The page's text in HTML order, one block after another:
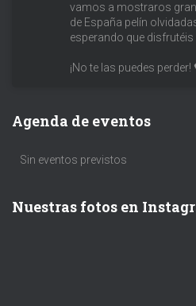
vamos a mostraros
de España pelín
esperando que disfrutéis
¡No te las puedes perder!
Agenda de eventos
Sin eventos previstos
Nuestras fotos en